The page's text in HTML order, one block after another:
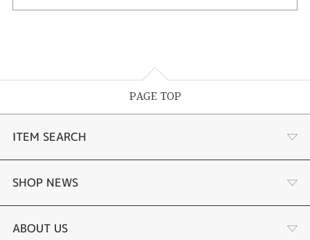
PAGE TOP
ITEM SEARCH
INSTAGRAM
商品一覧
SHOP NEWS
ABOUT US